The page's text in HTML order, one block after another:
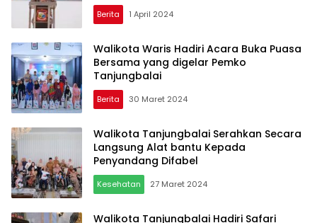
Berita 1 April 2024
Walikota Waris Hadiri Acara Buka Puasa
Bersama yang digelar Pemko
Tanjungbalai
Berita 30 Maret 2024
Walikota Tanjungbalai Serahkan Secara
Langsung Alat bantu Kepada
Penyandang Difabel
Kesehatan 27 Maret 2024
Walikota Tanjungbalai Hadiri Safari